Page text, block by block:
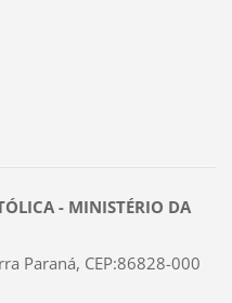
- MINISTÉRIO DA
Paraná, CEP:86828-000